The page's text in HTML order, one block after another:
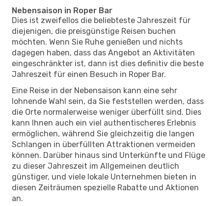
Nebensaison in Roper Bar
Dies ist zweifellos die beliebteste Jahreszeit für
diejenigen, die preisgünstige Reisen buchen
möchten. Wenn Sie Ruhe genießen und nichts
dagegen haben, dass das Angebot an Aktivitäten
eingeschränkter ist, dann ist dies definitiv die beste
Jahreszeit für einen Besuch in Roper Bar.
Eine Reise in der Nebensaison kann eine sehr
lohnende Wahl sein, da Sie feststellen werden, dass
die Orte normalerweise weniger überfüllt sind. Dies
kann Ihnen auch ein viel authentischeres Erlebnis
ermöglichen, während Sie gleichzeitig die langen
Schlangen in überfüllten Attraktionen vermeiden
können. Darüber hinaus sind Unterkünfte und Flüge
zu dieser Jahreszeit im Allgemeinen deutlich
günstiger, und viele lokale Unternehmen bieten in
diesen Zeiträumen spezielle Rabatte und Aktionen
an.